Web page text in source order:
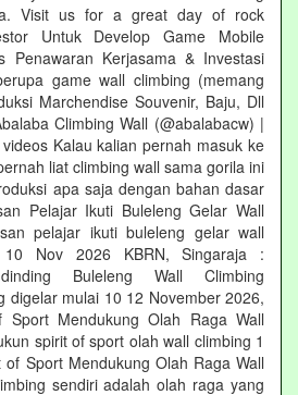
Visit us for a great day of rock
Untuk Develop Game Mobile
Penawaran Kerjasama & Investasi
game wall climbing (memang
Marchendise Souvenir, Baju, Dll
Climbing Wall (@abalabacw) |
Kalau kalian pernah masuk ke
liat climbing wall sama gorila ini
apa saja dengan bahan dasar
Pelajar Ikuti Buleleng Gelar Wall
pelajar ikuti buleleng gelar wall
10 Nov 2026 KBRN, Singaraja :
Buleleng Wall Climbing
digelar mulai 10 12 November 2026,
Mendukung Olah Raga Wall
spirit of sport olah wall climbing 1
Sport Mendukung Olah Raga Wall
sendiri adalah olah raga yang